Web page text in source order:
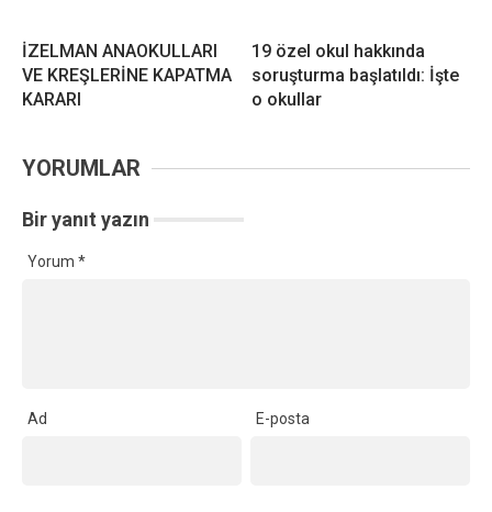
İZELMAN ANAOKULLARI
VE KREŞLERİNE KAPATMA
KARARI
19 özel okul hakkında
soruşturma başlatıldı: İşte
o okullar
YORUMLAR
Bir yanıt yazın
Yorum *
Ad E-posta